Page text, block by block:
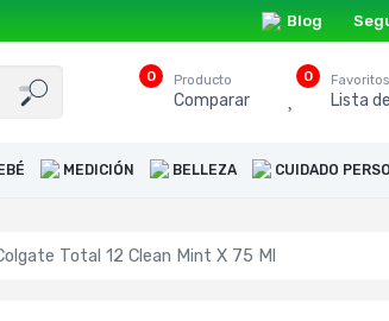
Blog
0 Producto
Comparar
0 Favoritos
Lista
MEDICIÓN BELLEZA CUIDADO
Total 12 Clean Mint X 75 Ml